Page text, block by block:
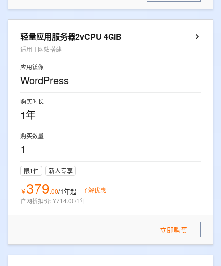
轻量应用服务器2vCPU 4GiB
适用于网站搭建
应用镜像
WordPress
购买时长
1年
购买数量
1
限1件 新人专享
￥379.00/1年起
了解优惠
官网折扣价:¥714.00/1年
立即购买